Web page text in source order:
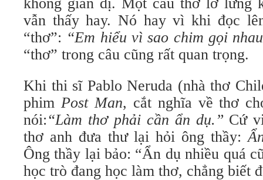
vẫn thấy hay. Nó hay vì khi đọc
“thơ”: “Em hiểu vì sao chim gọi
“thơ” trong câu cũng rất quan trọng.
Khi thi sĩ Pablo Neruda (nhà thơ
phim Post Man, cắt nghĩa về thơ
nói:“Làm thơ phải cần ẩn dụ.” Cứ
thơ anh đưa thư lại hỏi ông thầy:
Ông thầy lại bảo: “Ẩn dụ nhiều quá
học trò đang học làm thơ, chẳng biết